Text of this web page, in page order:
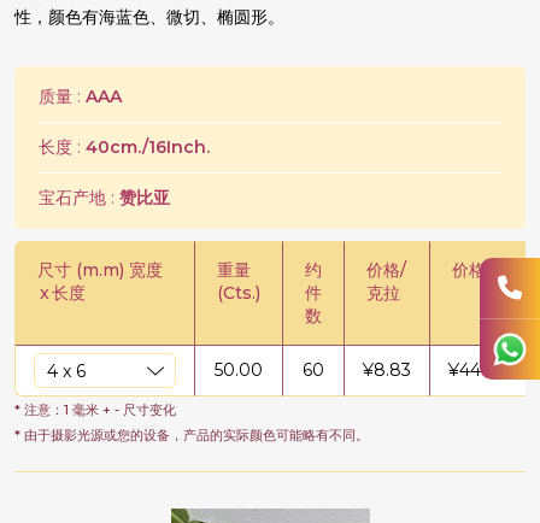
性，颜色有海蓝色、微切、椭圆形。
质量 : AAA
长度 : 40cm./16Inch.
宝石产地 : 赞比亚
尺寸 (m.m) 宽度
x长度
重量
(Cts.)
约
件
数
价格/
克拉
价格/股
50.00 60 ¥8.83 ¥441.29
* 注意：1 毫米 + - 尺寸变化
* 由于摄影光源或您的设备，产品的实际颜色可能略有不同。